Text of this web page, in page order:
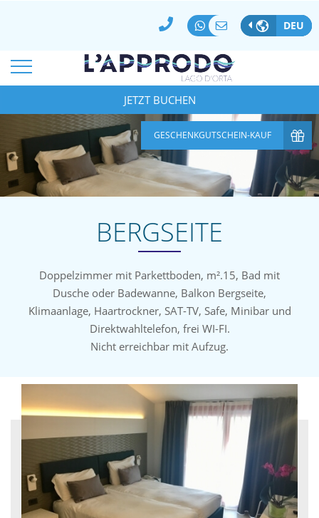
JETZT BUCHEN
DEU
100% SICHERE ZAHLUNG
ANKUNFTSDATUM:* ABREISE
08 Aug
ERWACHSENE
2
KINDER
0
CODICE AZIENDA SPECIAL CODE
BERGSEITE
Doppelzimmer mit Parkettboden, m².15, Bad mit
Dusche oder Badewanne, Balkon Bergseite,
Klimaanlage, Haartrockner, SAT-TV, Safe, Minibar und
Direktwahltelefon, frei WI-FI.
Nicht erreichbar mit Aufzug.
GESCHENKGUTSCHEIN-KAUF